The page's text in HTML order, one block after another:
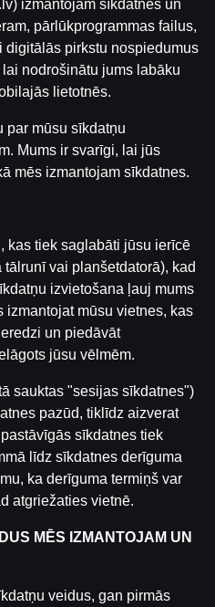
Zillard King
Bass Boss
Troy MegawaysSerpent King
izmantojam sīkdatnes un
pārlūkprogrammas failus,
digitālās pirkstu nospiedumus
nodrošinātu jums labāku
lietotnēs.
par mūsu sīkdatņu
Mums ir svarīgi, lai jūs
mēs izmantojam sīkdatnes.
kas tiek saglabāti jūsu ierīcē
vai planšetdatorā), kad
izvietošana ļauj mums
izmantojat mūsu vietnes, kas
un piedāvāt
jūsu vēlmēm.
sauktas "sesijas sīkdatnes")
pazūd, tiklīdz aizverat
sīkdatnes tiek
līdz sīkdatnes derīguma
ka derīguma termiņš var
atgriežaties vietnē.
MĒS IZMANTOJAM UN
veidus, gan pirmās